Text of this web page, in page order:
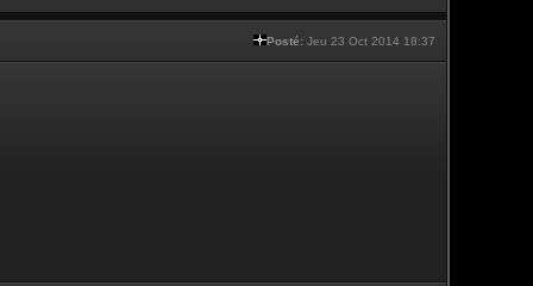
Posté: Jeu 23 Oct 2014 18:37